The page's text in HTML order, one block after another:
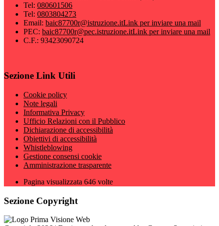
Tel: 080601506
Tel: 0803804273
Email: baic87700r@istruzione.itLink per inviare una mail
PEC: baic87700r@pec.istruzione.itLink per inviare una mail
C.F.: 93423090724
Sezione Link Utili
Cookie policy
Note legali
Informativa Privacy
Ufficio Relazioni con il Pubblico
Dichiarazione di accessibilità
Obiettivi di accessibilità
Whistleblowing
Gestione consensi cookie
Amministrazione trasparente
Pagina visualizzata 646 volte
Sezione Copyright